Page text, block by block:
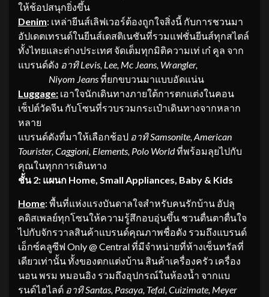
ให้ช้อปสนุกยิ่งขึ้น
Denim: เหล่ายีนส์เลิฟเวอร์ต้องถูกใจสิ่งนี้ กับการชวนมา
อัปเดตเทรนด์ในยีนส์เดสติเนชันที่รวมแฟชั่นยีนส์ทุกสไตล์
ทั้งไทยและต่างประเทศ จัดเต็มทุกมิติความเท่ เก๋ คูล จาก
แบรนด์ดัง อาทิLevis, Lee, Mc Jeans, Wrangler,
Niyom Jeansที่ยกขบวนมาแบบอัดแน่น
Luggage: เอาใจนักเดินทางภายใต้การตกแต่งในคอน
เซ็ปต์วัดจีน กับโซนที่รวบรวมกระเป๋าเดินทางจากหลาก
หลาย
แบรนด์ดังที่มาให้เลือกช้อป อาทิSamsonite, American
Tourister, Caggioni, Elements, Polo Worldที่พร้อมลุยไปกับ
คุณในทุกการเดินทาง
ชั้น2: แผนก Home, Small Appliances, Baby & Kids
Home: พื้นที่แห่งแรงบันดาลใจสำหรับคนรักบ้าน อัปลุ
คดิสเพลย์ทุกโซนให้ความรู้สึกอบอุ่นขึ้น ชวนตื่นตาตื่นใจ
ไปกับจักรวาลสินค้าแบรนด์คุณภาพชื่อดัง รวมถึงแบรนด์
เอ็กซ์คลูซีฟ Only @ Central ที่มีจำหน่ายที่ห้างเซ็นทรัลที่
เดียวเท่านั้น ทั้งของตกแต่งบ้าน สินค้าเครื่องครัว เครื่อง
นอน พรม หมอนอิง รวมถึงอุปกรณ์ในห้องน้ำ จากแบ
รนด์ไฮไลต์ อาทิ Santas, Pasaya, Tefal, Cuizimate, Meyer